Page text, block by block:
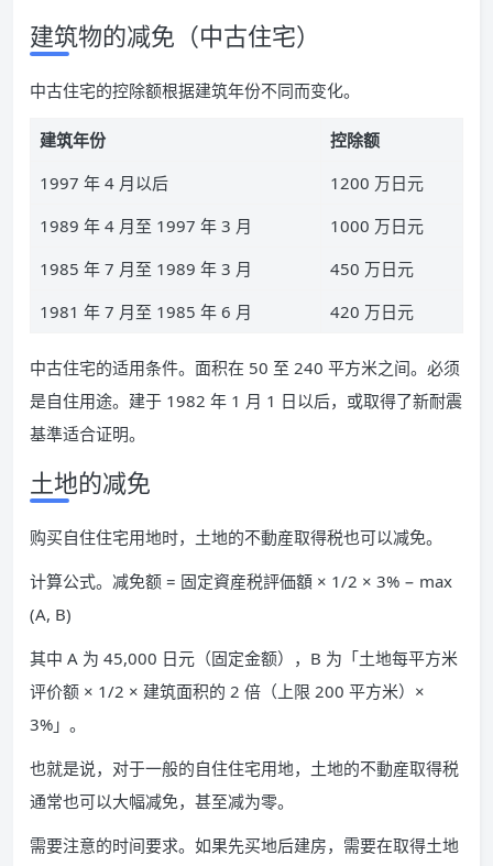
建筑物的减免（中古住宅）
中古住宅的控除额根据建筑年份不同而变化。
建筑年份
控除额
1997 年 4 月以后
1200 万日元
1989 年 4 月至 1997 年 3 月
1000 万日元
1985 年 7 月至 1989 年 3 月
450 万日元
1981 年 7 月至 1985 年 6 月
420 万日元
中古住宅的适用条件。面积在 50 至 240 平方米之间。必须
是自住用途。建于 1982 年 1 月 1 日以后，或取得了新耐震
基準适合证明。
土地的减免
购买自住住宅用地时，土地的不動産取得税也可以减免。
计算公式。减免额 = 固定資産税評価額 × 1/2 × 3% − max
(A, B)
其中 A 为 45,000 日元（固定金额），B 为「土地每平方米
评价额 × 1/2 × 建筑面积的 2 倍（上限 200 平方米）×
3%」。
也就是说，对于一般的自住住宅用地，土地的不動産取得税
通常也可以大幅减免，甚至减为零。
需要注意的时间要求。如果先买地后建房，需要在取得土地